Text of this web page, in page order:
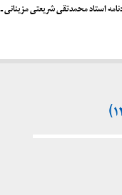
استاد محمدتقی شریعتی مزینانی ـ